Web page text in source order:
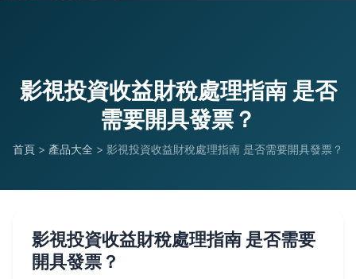
影視投資收益財稅處理指南 是否
需要開具發票？
首頁 > 產品大全 > 影視投資收益財稅處理指南 是否需要開具發票？
影視投資收益財稅處理指南 是否需要
開具發票？